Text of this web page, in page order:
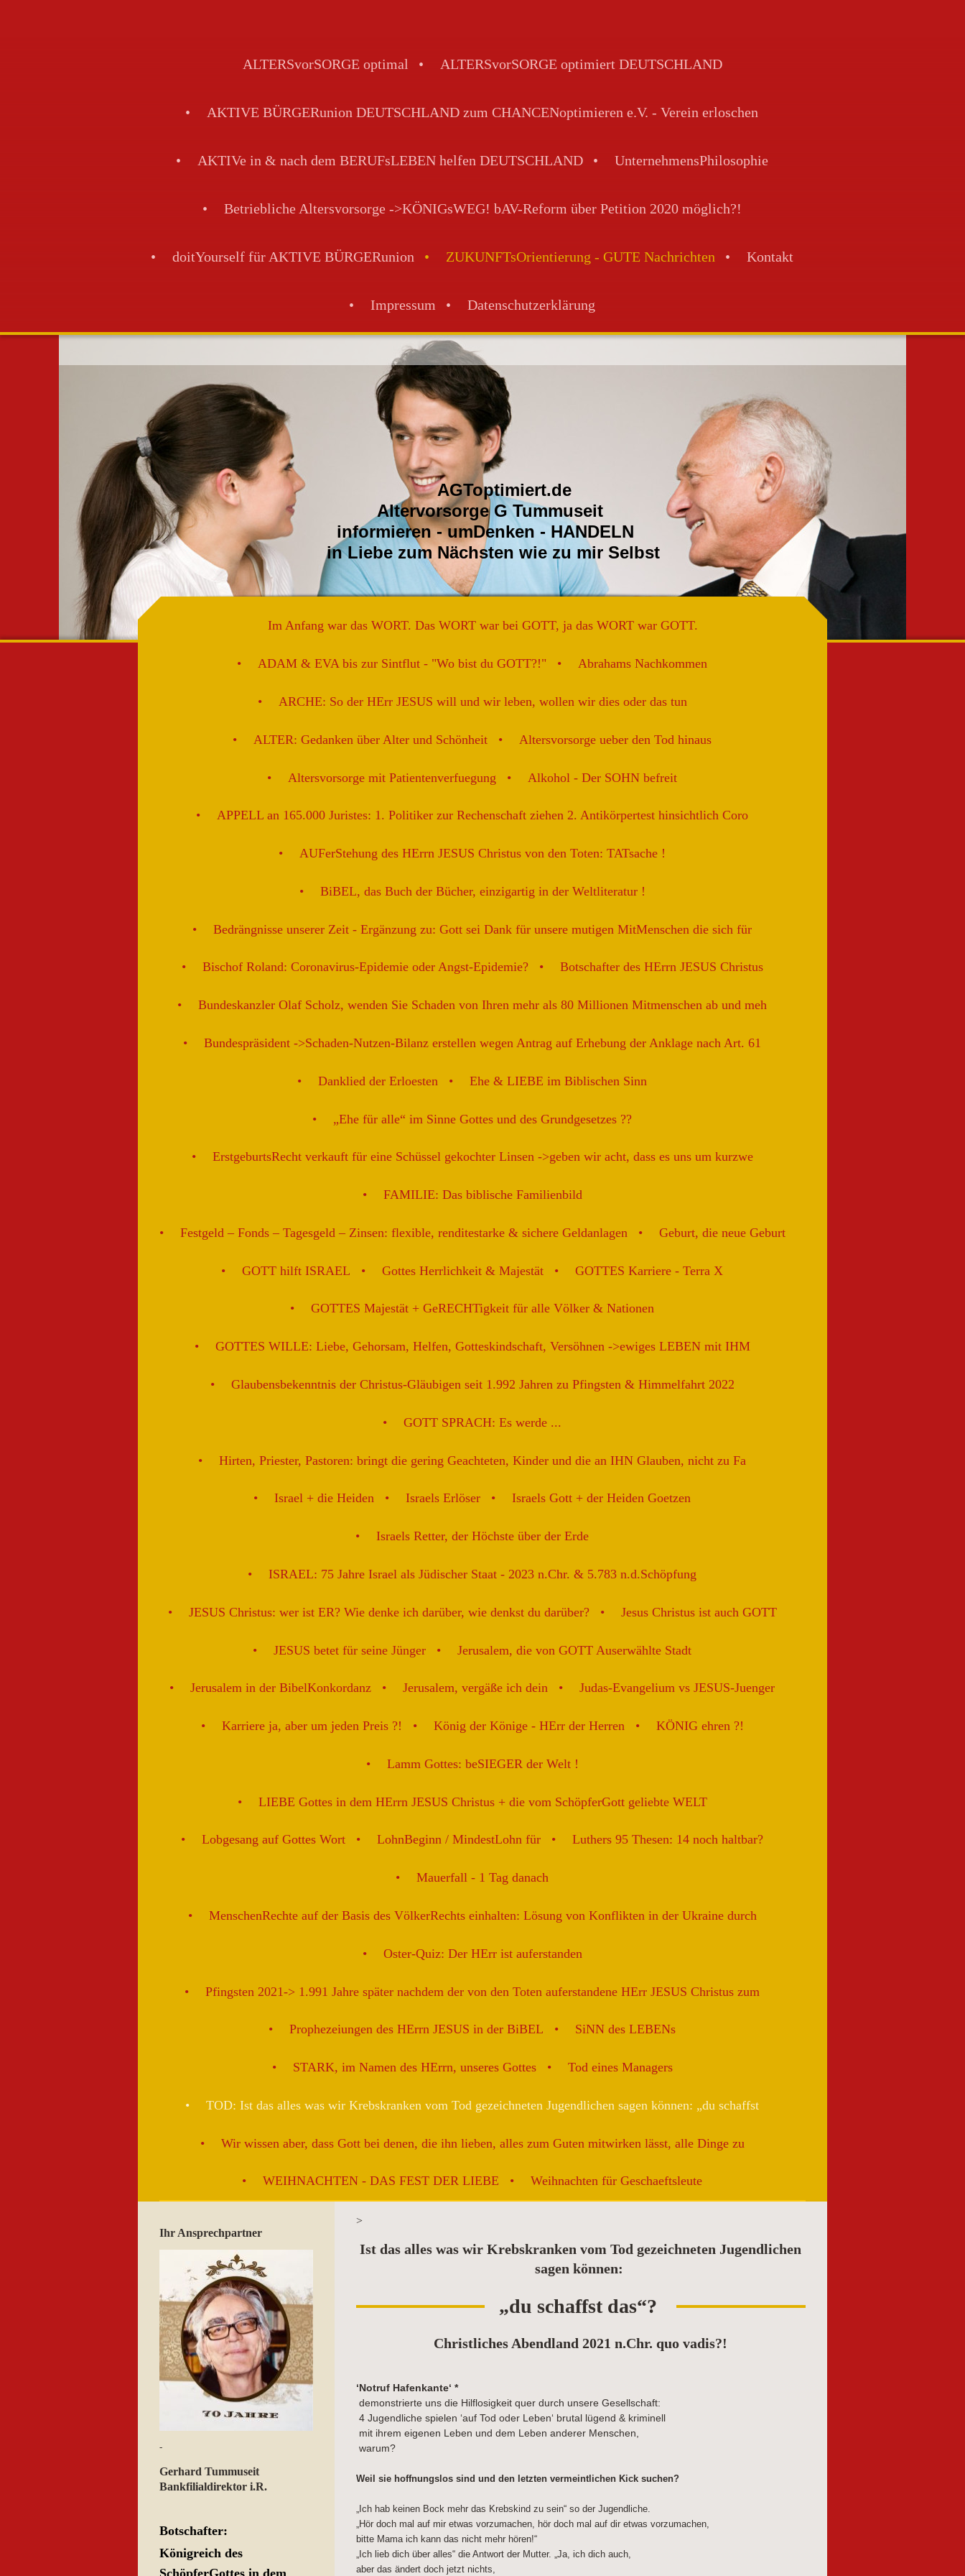
ALTERSvorSORGE optimal ALTERSvorSORGE optimiert DEUTSCHLAND
AKTIVE BÜRGERunion DEUTSCHLAND zum CHANCENoptimieren e.V. - Verein erloschen
AKTIVe in & nach dem BERUFsLEBEN helfen DEUTSCHLAND UnternehmensPhilosophie
Betriebliche Altersvorsorge ->KÖNIGsWEG! bAV-Reform über Petition 2020 möglich?!
doitYourself für AKTIVE BÜRGERunion ZUKUNFTsOrientierung - GUTE Nachrichten Kontakt
Impressum Datenschutzerklärung
AGToptimiert.de
Altervorsorge G Tummuseit
informieren - umDenken - HANDELN
in Liebe zum Nächsten wie zu mir Selbst
Im Anfang war das WORT. Das WORT war bei GOTT, ja das WORT war GOTT.
ADAM & EVA bis zur Sintflut - "Wo bist du GOTT?!" Abrahams Nachkommen
ARCHE: So der HErr JESUS will und wir leben, wollen wir dies oder das tun
ALTER: Gedanken über Alter und Schönheit Altersvorsorge ueber den Tod hinaus
Altersvorsorge mit Patientenverfuegung Alkohol - Der SOHN befreit
APPELL an 165.000 Juristes: 1. Politiker zur Rechenschaft ziehen 2. Antikörpertest hinsichtlich Coro
AUFerStehung des HErrn JESUS Christus von den Toten: TATsache !
BiBEL, das Buch der Bücher, einzigartig in der Weltliteratur !
Bedrängnisse unserer Zeit - Ergänzung zu: Gott sei Dank für unsere mutigen MitMenschen die sich für
Bischof Roland: Coronavirus-Epidemie oder Angst-Epidemie? Botschafter des HErrn JESUS Christus
Bundeskanzler Olaf Scholz, wenden Sie Schaden von Ihren mehr als 80 Millionen Mitmenschen ab und meh
Bundespräsident ->Schaden-Nutzen-Bilanz erstellen wegen Antrag auf Erhebung der Anklage nach Art. 61
Danklied der Erloesten Ehe & LIEBE im Biblischen Sinn
„Ehe für alle“ im Sinne Gottes und des Grundgesetzes ??
ErstgeburtsRecht verkauft für eine Schüssel gekochter Linsen ->geben wir acht, dass es uns um kurzwe
FAMILIE: Das biblische Familienbild
Festgeld – Fonds – Tagesgeld – Zinsen: flexible, renditestarke & sichere Geldanlagen Geburt, die neue Geburt
GOTT hilft ISRAEL Gottes Herrlichkeit & Majestät GOTTES Karriere - Terra X
GOTTES Majestät + GeRECHTigkeit für alle Völker & Nationen
GOTTES WILLE: Liebe, Gehorsam, Helfen, Gotteskindschaft, Versöhnen ->ewiges LEBEN mit IHM
Glaubensbekenntnis der Christus-Gläubigen seit 1.992 Jahren zu Pfingsten & Himmelfahrt 2022
GOTT SPRACH: Es werde ...
Hirten, Priester, Pastoren: bringt die gering Geachteten, Kinder und die an IHN Glauben, nicht zu Fa
Israel + die Heiden Israels Erlöser Israels Gott + der Heiden Goetzen
Israels Retter, der Höchste über der Erde
ISRAEL: 75 Jahre Israel als Jüdischer Staat - 2023 n.Chr. & 5.783 n.d.Schöpfung
JESUS Christus: wer ist ER? Wie denke ich darüber, wie denkst du darüber? Jesus Christus ist auch GOTT
JESUS betet für seine Jünger Jerusalem, die von GOTT Auserwählte Stadt
Jerusalem in der BibelKonkordanz Jerusalem, vergäße ich dein Judas-Evangelium vs JESUS-Juenger
Karriere ja, aber um jeden Preis ?! König der Könige - HErr der Herren KÖNIG ehren ?!
Lamm Gottes: beSIEGER der Welt !
LIEBE Gottes in dem HErrn JESUS Christus + die vom SchöpferGott geliebte WELT
Lobgesang auf Gottes Wort LohnBeginn / MindestLohn für Luthers 95 Thesen: 14 noch haltbar?
Mauerfall - 1 Tag danach
MenschenRechte auf der Basis des VölkerRechts einhalten: Lösung von Konflikten in der Ukraine durch
Oster-Quiz: Der HErr ist auferstanden
Pfingsten 2021-> 1.991 Jahre später nachdem der von den Toten auferstandene HErr JESUS Christus zum
Prophezeiungen des HErrn JESUS in der BiBEL SiNN des LEBENs
STARK, im Namen des HErrn, unseres Gottes Tod eines Managers
TOD: Ist das alles was wir Krebskranken vom Tod gezeichneten Jugendlichen sagen können: „du schaffst
Wir wissen aber, dass Gott bei denen, die ihn lieben, alles zum Guten mitwirken lässt, alle Dinge zu
WEIHNACHTEN - DAS FEST DER LIEBE Weihnachten für Geschaeftsleute
>
Ist das alles was wir Krebskranken vom Tod gezeichneten Jugendlichen
sagen können:
„du schaffst das“?
Christliches Abendland 2021 n.Chr. quo vadis?!
‘Notruf Hafenkante‘ *
demonstrierte uns die Hilflosigkeit quer durch unsere Gesellschaft:
4 Jugendliche spielen ‘auf Tod oder Leben‘ brutal lügend & kriminell
mit ihrem eigenen Leben und dem Leben anderer Menschen,
warum?
Weil sie hoffnungslos sind und den letzten vermeintlichen Kick suchen?
„Ich hab keinen Bock mehr das Krebskind zu sein“ so der Jugendliche.
„Hör doch mal auf mir etwas vorzumachen, hör doch mal auf dir etwas vorzumachen,
bitte Mama ich kann das nicht mehr hören!“
„Ich lieb dich über alles“ die Antwort der Mutter. „Ja, ich dich auch,
aber das ändert doch jetzt nichts,
Ihr Ansprechpartner
-
Gerhard Tummuseit
Bankfilialdirektor i.R.
Botschafter:
Königreich des
SchöpferGottes in dem